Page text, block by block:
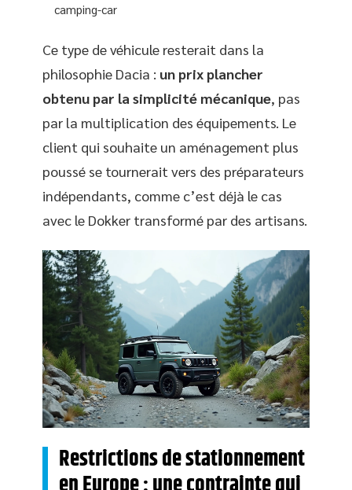
camping-car
Ce type de véhicule resterait dans la
philosophie Dacia : un prix plancher
obtenu par la simplicité mécanique, pas
par la multiplication des équipements. Le
client qui souhaite un aménagement plus
poussé se tournerait vers des préparateurs
indépendants, comme c’est déjà le cas
avec le Dokker transformé par des artisans.
Restrictions de stationnement